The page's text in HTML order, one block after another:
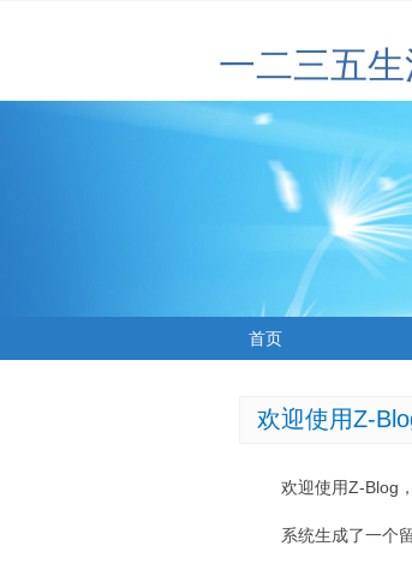
一二三五
首页
欢迎使用Z-
欢迎使用Z-Blog
系统生成了一个